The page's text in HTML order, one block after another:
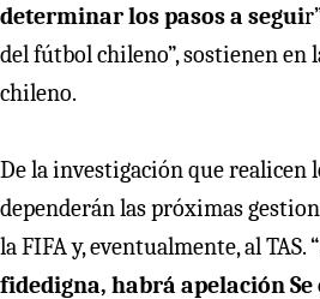
determinar los pasos a segui
del fútbol chileno”, sostienen en
chileno.
De la investigación que realicen
dependerán las próximas
la FIFA y, eventualmente, al TAS. “
fidedigna, habrá apelación